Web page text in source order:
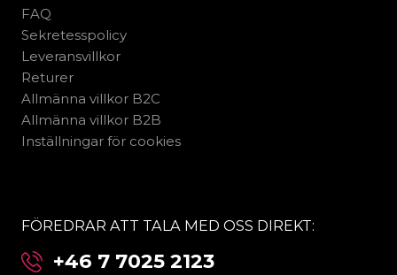
FAQ
Sekretesspolicy
Leveransvillkor
Returer
Allmänna villkor B2C
Allmänna villkor B2B
Inställningar för cookies
FÖREDRAR ATT TALA MED OSS DIREKT:
+46 7 7025 2123